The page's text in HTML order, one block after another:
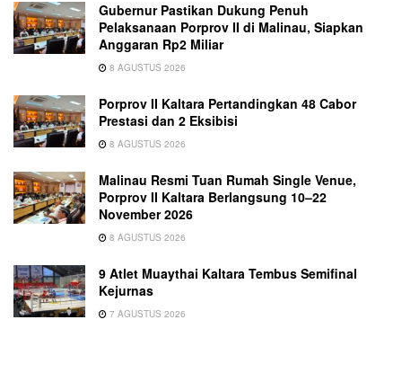
Gubernur Pastikan Dukung Penuh
Pelaksanaan Porprov II di Malinau, Siapkan
Anggaran Rp2 Miliar
8 AGUSTUS 2026
Porprov II Kaltara Pertandingkan 48 Cabor
Prestasi dan 2 Eksibisi
8 AGUSTUS 2026
Malinau Resmi Tuan Rumah Single Venue,
Porprov II Kaltara Berlangsung 10–22
November 2026
8 AGUSTUS 2026
9 Atlet Muaythai Kaltara Tembus Semifinal
Kejurnas
7 AGUSTUS 2026